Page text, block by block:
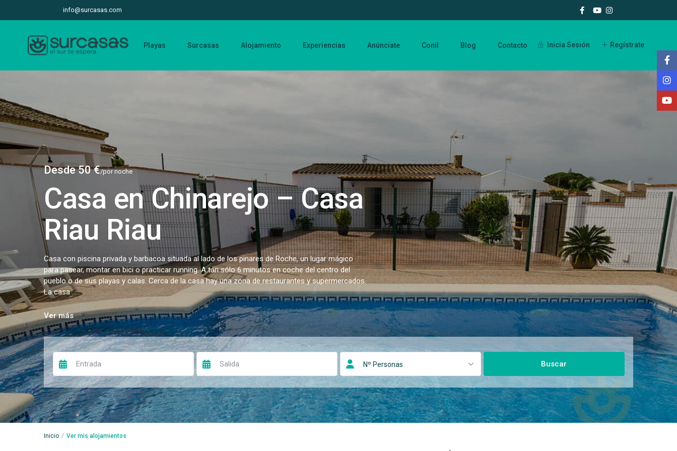
info@surcasas.com
Inicia Sesión Regístrate
Playas Surcasas Alojamiento Experiencias Anúnciate Conil Blog Contacto
Desde 50 €/por noche
Casa en Chinarejo – Casa
Riau Riau
Casa con piscina privada y barbacoa situada al lado de los pinares de Roche, un lugar mágico
para pasear, montar en bici o practicar running. A tan sólo 6 minutos en coche del centro del
pueblo o de sus playas y calas. Cerca de la casa hay una zona de restaurantes y supermercados.
La casa ...
Ver más
Nº Personas
Inicio Ver mis alojamientos